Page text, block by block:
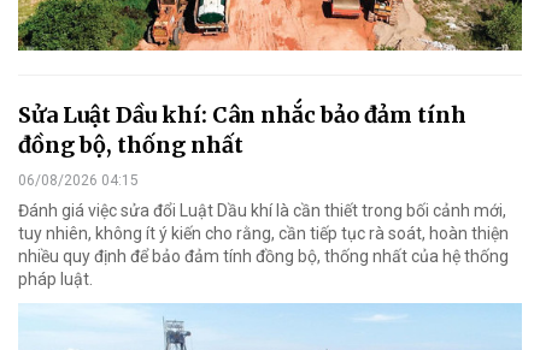
Sửa Luật Dầu khí: Cân nhắc bảo đảm tính
đồng bộ, thống nhất
06/08/2026 04:15
Đánh giá việc sửa đổi Luật Dầu khí là cần thiết trong bối cảnh mới,
tuy nhiên, không ít ý kiến cho rằng, cần tiếp tục rà soát, hoàn thiện
nhiều quy định để bảo đảm tính đồng bộ, thống nhất của hệ thống
pháp luật.